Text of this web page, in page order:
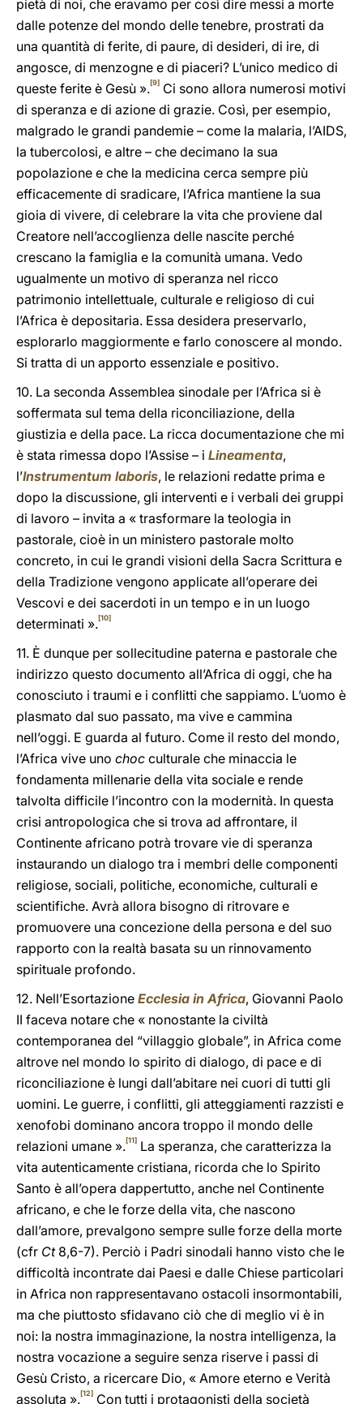
pietà di noi, che eravamo per così dire messi a morte
dalle potenze del mondo delle tenebre, prostrati da
una quantità di ferite, di paure, di desideri, di ire, di
angosce, di menzogne e di piaceri? L’unico medico di
queste ferite è Gesù ».[9] Ci sono allora numerosi motivi
di speranza e di azione di grazie. Così, per esempio,
malgrado le grandi pandemie – come la malaria, l’AIDS,
la tubercolosi, e altre – che decimano la sua
popolazione e che la medicina cerca sempre più
efficacemente di sradicare, l’Africa mantiene la sua
gioia di vivere, di celebrare la vita che proviene dal
Creatore nell’accoglienza delle nascite perché
crescano la famiglia e la comunità umana. Vedo
ugualmente un motivo di speranza nel ricco
patrimonio intellettuale, culturale e religioso di cui
l’Africa è depositaria. Essa desidera preservarlo,
esplorarlo maggiormente e farlo conoscere al mondo.
Si tratta di un apporto essenziale e positivo.
10. La seconda Assemblea sinodale per l’Africa si è
soffermata sul tema della riconciliazione, della
giustizia e della pace. La ricca documentazione che mi
è stata rimessa dopo l’Assise – i Lineamenta,
l’Instrumentum laboris, le relazioni redatte prima e
dopo la discussione, gli interventi e i verbali dei gruppi
di lavoro – invita a « trasformare la teologia in
pastorale, cioè in un ministero pastorale molto
concreto, in cui le grandi visioni della Sacra Scrittura e
della Tradizione vengono applicate all’operare dei
Vescovi e dei sacerdoti in un tempo e in un luogo
determinati ».[10]
11. È dunque per sollecitudine paterna e pastorale che
indirizzo questo documento all’Africa di oggi, che ha
conosciuto i traumi e i conflitti che sappiamo. L’uomo è
plasmato dal suo passato, ma vive e cammina
nell’oggi. E guarda al futuro. Come il resto del mondo,
l’Africa vive uno choc culturale che minaccia le
fondamenta millenarie della vita sociale e rende
talvolta difficile l’incontro con la modernità. In questa
crisi antropologica che si trova ad affrontare, il
Continente africano potrà trovare vie di speranza
instaurando un dialogo tra i membri delle componenti
religiose, sociali, politiche, economiche, culturali e
scientifiche. Avrà allora bisogno di ritrovare e
promuovere una concezione della persona e del suo
rapporto con la realtà basata su un rinnovamento
spirituale profondo.
12. Nell’Esortazione Ecclesia in Africa, Giovanni Paolo
II faceva notare che « nonostante la civiltà
contemporanea del “villaggio globale”, in Africa come
altrove nel mondo lo spirito di dialogo, di pace e di
riconciliazione è lungi dall’abitare nei cuori di tutti gli
uomini. Le guerre, i conflitti, gli atteggiamenti razzisti e
xenofobi dominano ancora troppo il mondo delle
relazioni umane ».[11] La speranza, che caratterizza la
vita autenticamente cristiana, ricorda che lo Spirito
Santo è all’opera dappertutto, anche nel Continente
africano, e che le forze della vita, che nascono
dall’amore, prevalgono sempre sulle forze della morte
(cfr Ct8,6-7). Perciò i Padri sinodali hanno visto che le
difficoltà incontrate dai Paesi e dalle Chiese particolari
in Africa non rappresentavano ostacoli insormontabili,
ma che piuttosto sfidavano ciò che di meglio vi è in
noi: la nostra immaginazione, la nostra intelligenza, la
nostra vocazione a seguire senza riserve i passi di
Gesù Cristo, a ricercare Dio, « Amore eterno e Verità
assoluta ».[12] Con tutti i protagonisti della società